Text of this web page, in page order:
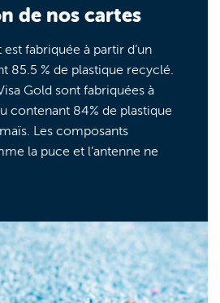
de nos cartes
fabriquée à partir d’un
85.5 % de plastique recyclé.
Gold sont fabriquées à
contenant 84% de plastique
Les composants
la puce et l’antenne ne